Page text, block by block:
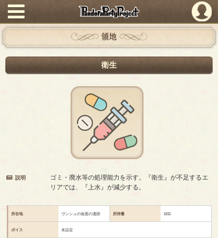
PandoraPartyProject
領地
衛生
説明
ゴミ・廃水等の処理能力を示す。『衛生』が不足するエ
リアでは、『上水』が減少する。
所在地 ヴンシュの仮面の遺跡 所持量 1811
ボイス 未設定